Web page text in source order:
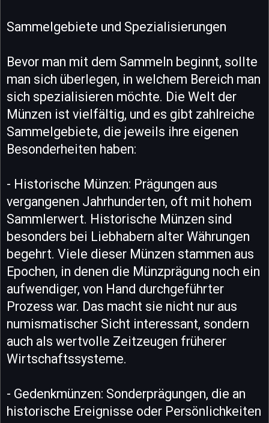
Sammelgebiete und Spezialisierungen
Bevor man mit dem Sammeln beginnt, sollte
man sich überlegen, in welchem Bereich man
sich spezialisieren möchte. Die Welt der
Münzen ist vielfältig, und es gibt zahlreiche
Sammelgebiete, die jeweils ihre eigenen
Besonderheiten haben:
- Historische Münzen: Prägungen aus
vergangenen Jahrhunderten, oft mit hohem
Sammlerwert. Historische Münzen sind
besonders bei Liebhabern alter Währungen
begehrt. Viele dieser Münzen stammen aus
Epochen, in denen die Münzprägung noch ein
aufwendiger, von Hand durchgeführter
Prozess war. Das macht sie nicht nur aus
numismatischer Sicht interessant, sondern
auch als wertvolle Zeitzeugen früherer
Wirtschaftssysteme.
- Gedenkmünzen: Sonderprägungen, die an
historische Ereignisse oder Persönlichkeiten